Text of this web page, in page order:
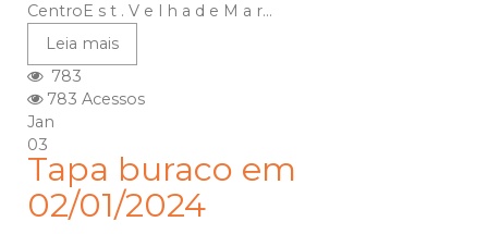
CentroE s t . V e l h a d e M a r...
Leia mais
783
783 Acessos
Jan
03
Tapa buraco em
02/01/2024